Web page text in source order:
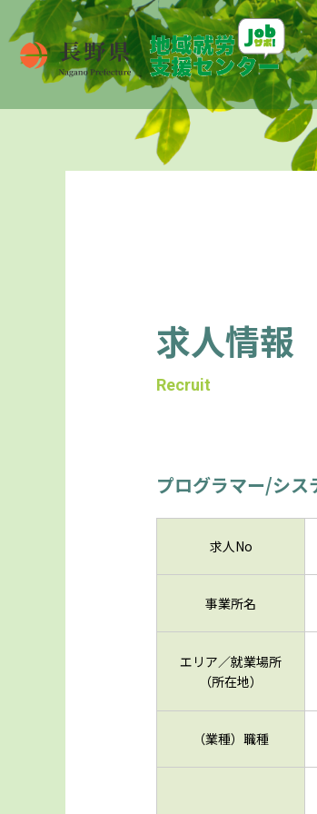
求人情報
Recruit
プログラマー/シス
求人No
事業所名
エリア／就業場所
（所在地）
（業種）職種